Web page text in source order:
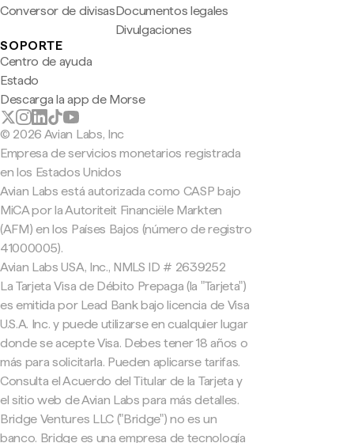
Conversor de divisasDocumentos legales
Divulgaciones
SOPORTE
Centro de ayuda
Estado
Descarga la app de Morse
© 2026 Avian Labs, Inc
Empresa de servicios monetarios registrada
en los Estados Unidos
Avian Labs está autorizada como CASP bajo
MiCA por la Autoriteit Financiële Markten
(AFM) en los Países Bajos (número de registro
41000005).
Avian Labs USA, Inc., NMLS ID # 2639252
La Tarjeta Visa de Débito Prepaga (la "Tarjeta")
es emitida por Lead Bank bajo licencia de Visa
U.S.A. Inc. y puede utilizarse en cualquier lugar
donde se acepte Visa. Debes tener 18 años o
más para solicitarla. Pueden aplicarse tarifas.
Consulta el Acuerdo del Titular de la Tarjeta y
el sitio web de Avian Labs para más detalles.
Bridge Ventures LLC ("Bridge") no es un
banco. Bridge es una empresa de tecnología